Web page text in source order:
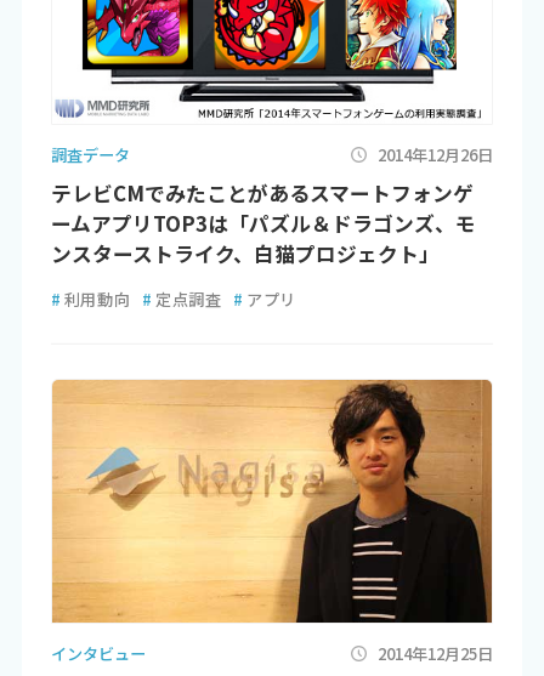
調査データ 2014年12月26日
テレビCMでみたことがあるスマートフォンゲ
ームアプリTOP3は「パズル＆ドラゴンズ、モ
ンスターストライク、白猫プロジェクト」
# 利用動向 # 定点調査 # アプリ
インタビュー 2014年12月25日